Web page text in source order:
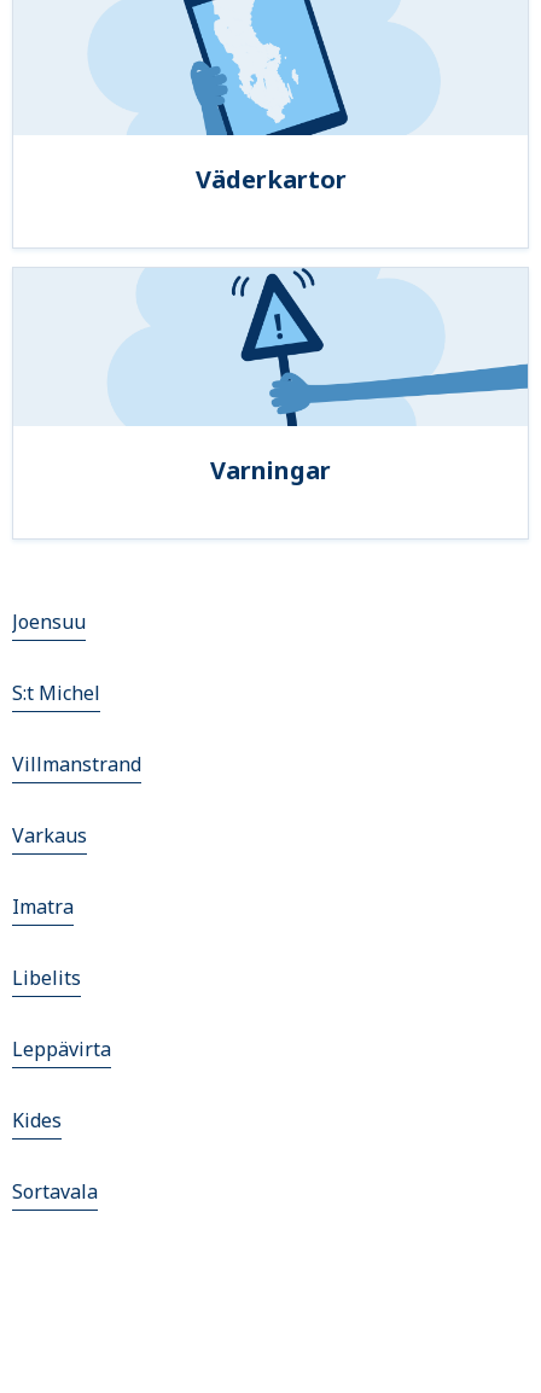
Väderkartor
Varningar
Joensuu
S:t Michel
Villmanstrand
Varkaus
Imatra
Libelits
Leppävirta
Kides
Sortavala